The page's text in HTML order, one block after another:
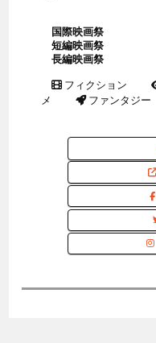
国際映画祭
短編映画祭
長編映画祭
フィクション
メ
ファンタジー